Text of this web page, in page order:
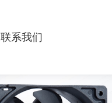
联系我们